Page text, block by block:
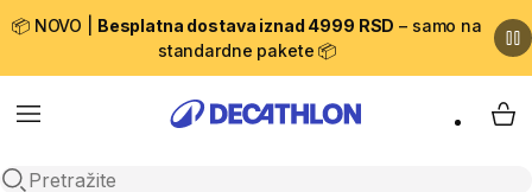
📦 NOVO | Besplatna dostava iznad 4999 RSD – samo na
standardne pakete 📦
Menu
Open search
My